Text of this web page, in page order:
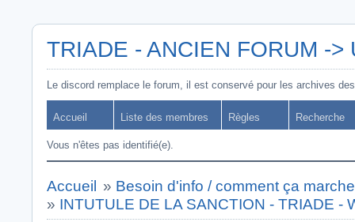
TRIADE - ANCIEN FORUM -
Le discord remplace le forum, il est conservé pour les archives
Accueil Liste des membres Règles Recherche
Vous n'êtes pas identifié(e).
Accueil » Besoin d'info / comment ça
» INTUTULE DE LA SANCTION - TRIADE -